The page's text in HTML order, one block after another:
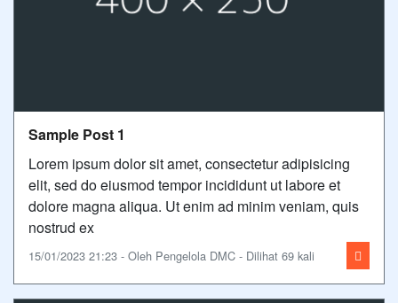
Sample Post 1
Lorem ipsum dolor sit amet, consectetur adipisicing
elit, sed do eiusmod tempor incididunt ut labore et
dolore magna aliqua. Ut enim ad minim veniam, quis
nostrud ex
15/01/2023 21:23 - Oleh Pengelola DMC - Dilihat 69 kali